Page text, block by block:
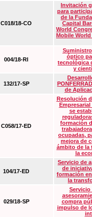
C018/18-CO
Invitación
para
de la
Capital
World
Mobile
004/18-RI
óptico
tecnológica
y
132/17-SP
de
C058/17-ED
Resolución
Empresarial
se
formación
ocupadas,
mejora de
ámbito de la
la
104/17-ED
Servicio de
de
formación
la
029/18-SP
Servicio
compra
impulso de